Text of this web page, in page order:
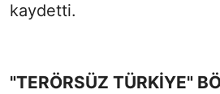
kaydetti.
"TERÖRSÜZ TÜRKİYE"